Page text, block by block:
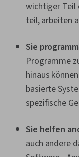
wichtiger Teil
teil, arbeiten
Sie
Programme
hinaus
basierte
spezifische
Sie helfen
auch andere